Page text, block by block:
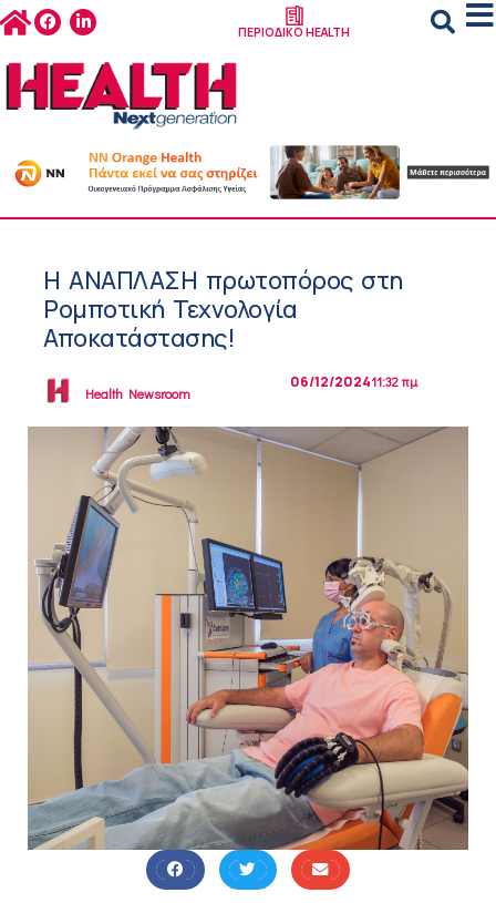
ΠΕΡΙΟΔΙΚΟ HEALTH
Η ΑΝΑΠΛΑΣΗ πρωτοπόρος στη
Ρομποτική Τεχνολογία
Αποκατάστασης!
Health Newsroom
06/12/202411:32 πμ